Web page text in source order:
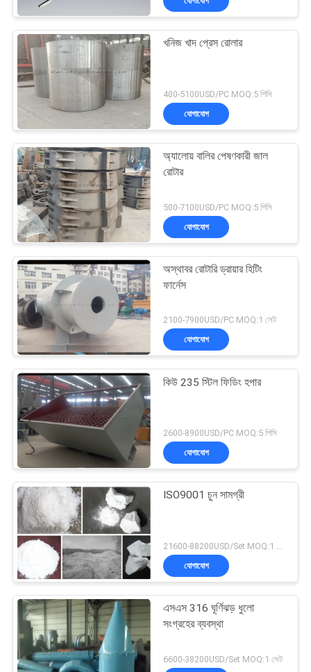
খনিজ খাদ প্রেস রোলার
400-5100USD/PC MOQ:5 পিসি
যোগাযোগ
অ্যালোয় বালির পেষণকারী জাল
রোটার
500-7100USD/PC MOQ:5 পিসি
যোগাযোগ
অস্থাবর রোটারি ড্রায়ার হিটিং
ফার্নেস
2100-7900USD/PC MOQ:1 সেট
যোগাযোগ
কিউ 235 স্টিল ফিডিং হপার
2600-8900USD/PC MOQ:5 পিসি
যোগাযোগ
ISO9001 চুন সামগ্রী
যোগাযোগ
এসএস 316 ঘূর্ণিঝড় ধুলো
সংগ্রহের ব্যবস্থা
6600-38200USD/Set MOQ:1 সেট